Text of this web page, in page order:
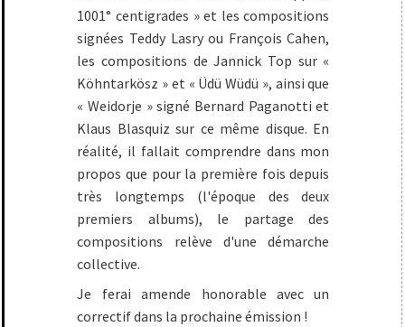
1001° centigrades » et les compositions
signées Teddy Lasry ou François Cahen,
les compositions de Jannick Top sur «
Köhntarkösz » et « Üdü Wüdü », ainsi que
« Weidorje » signé Bernard Paganotti et
Klaus Blasquiz sur ce même disque. En
réalité, il fallait comprendre dans mon
propos que pour la première fois depuis
très longtemps (l'époque des deux
premiers albums), le partage des
compositions relève d'une démarche
collective.
Je ferai amende honorable avec un
correctif dans la prochaine émission !